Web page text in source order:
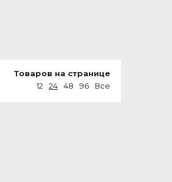
Товаров на странице
12
24 48 96 Все